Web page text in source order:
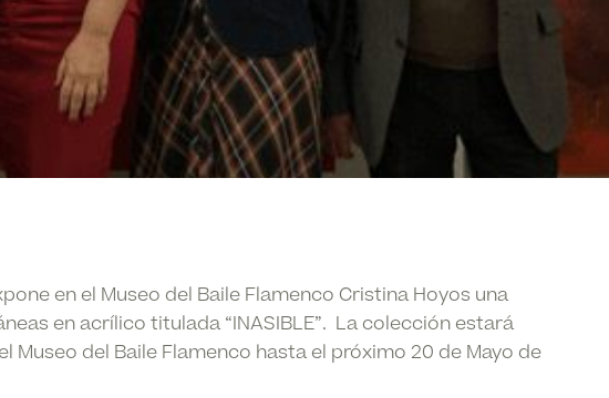
en el Museo del Baile Flamenco Cristina Hoyos una
en acrílico titulada “INASIBLE”. La colección estará
Museo del Baile Flamenco hasta el próximo 20 de Mayo de